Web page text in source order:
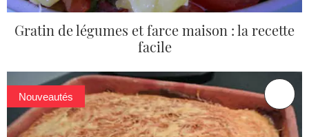
Gratin de légumes et farce maison : la recette
facile
Nouveautés